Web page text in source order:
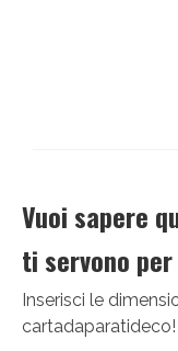
Vuoi sapere
ti servono
Inserisci le